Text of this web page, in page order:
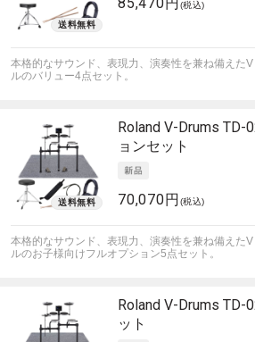
85,470円 (税込)
本格的なサウンド、表現力、演奏性を兼ね備えた
ルのバリュー4点セット。
Roland V-Drums TD-
ョンセット
70,070円 (税込)
本格的なサウンド、表現力、演奏性を兼ね備えた
ルのお子様向けフルオプション5点セット。
Roland V-Drums TD-
ット